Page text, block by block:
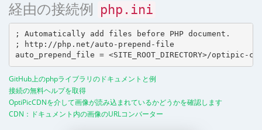
経由の接続例 php.ini
; Automatically add files before PHP document.
; http://php.net/auto-prepend-file
GitHub上のphpライブラリのドキュメントと例
接続の無料ヘルプを取得
OptiPicCDNを介して画像が読み込まれているかどうかを確認します
CDN：ドキュメント内の画像のURLコンバーター